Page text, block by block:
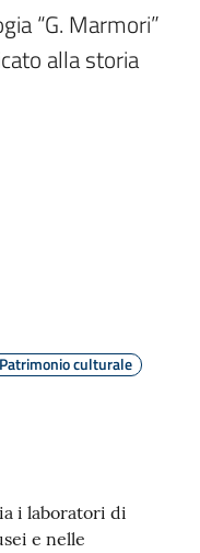
“G. Marmori”
alla storia
Patrimonio culturale
i laboratori di
e nelle